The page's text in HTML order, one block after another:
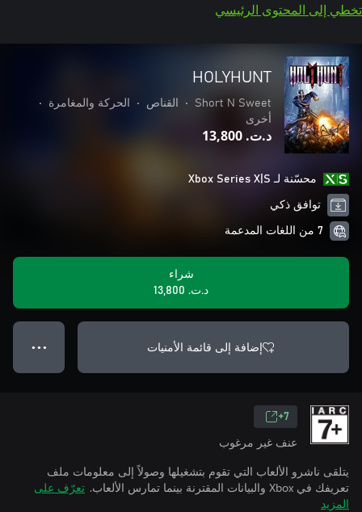
تخطي إلى المحتوى الرئيسي
HOLYHUNT
Short N Sweet
• القناص • الحركة والمغامرة
•
أخرى
د.ت.‏ 13,800
محسّنة لـ Xbox Series X|S
توافق ذكي
7 من اللغات المدعمة
شراء
د.ت.‏ 13,800
إضافة إلى قائمة الأمنيات ● ● ●
7+
عنف غير مرغوب
يتلقى ناشرو الألعاب التي تقوم بتشغيلها وصولاً إلى معلومات ملف
تعريفك في Xbox والبيانات المقترنة بينما تمارس الألعاب.
تعرّف على
المزيد